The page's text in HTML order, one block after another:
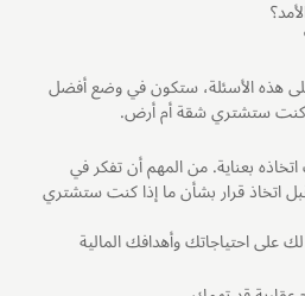
هذه الأسئلة، ستكون في وضع أفضل
كنت ستشتري شقة أم أرض.
بعناية. من المهم أن تفكر في
اتخاذ قرار بشأن ما إذا كنت ستشتري
على احتياجاتك وأهدافك المالية